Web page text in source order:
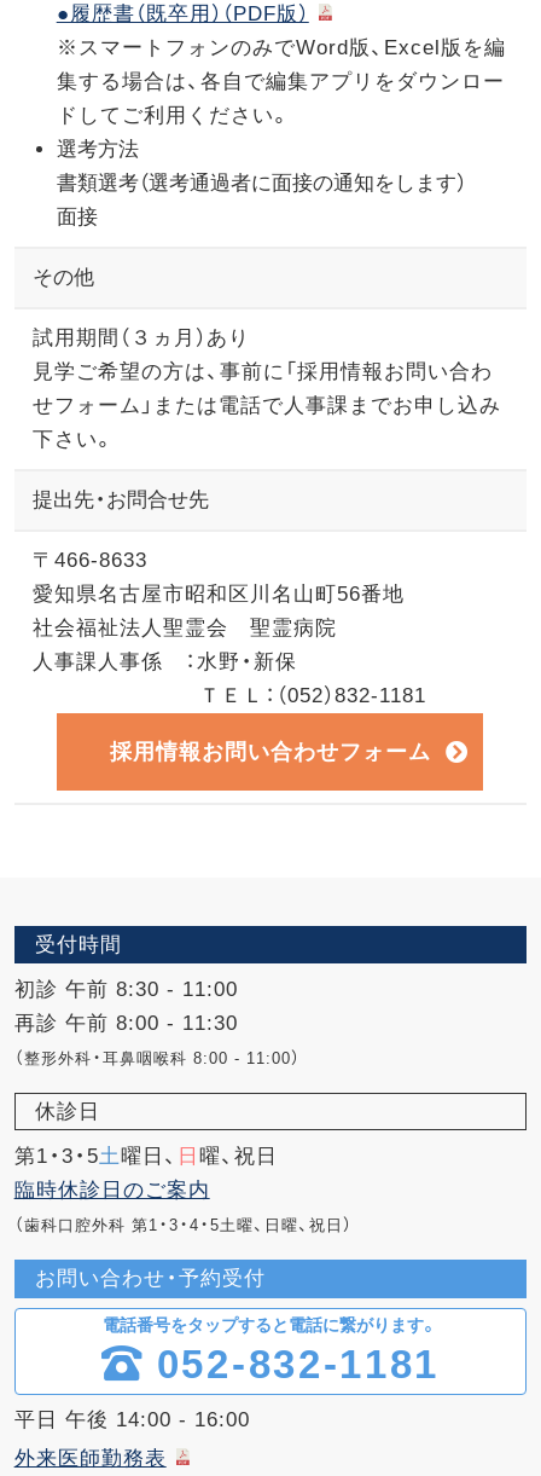
●履歴書（既卒用）（PDF版）
※スマートフォンのみでWord版、Excel版を編
集する場合は、各自で編集アプリをダウンロー
ドしてご利用ください。
選考方法
書類選考（選考通過者に面接の通知をします）
面接
その他
試用期間（３ヵ月）あり
見学ご希望の方は、事前に「採用情報お問い合わ
せフォーム」または電話で人事課までお申し込み
下さい。
提出先・お問合せ先
〒466-8633
愛知県名古屋市昭和区川名山町56番地
社会福祉法人聖霊会 聖霊病院
人事課人事係 ：水野・新保
ＴＥＬ：（052）832-1181
採用情報お問い合わせフォーム
受付時間
初診 午前 8:30 - 11:00
再診 午前 8:00 - 11:30
（整形外科・耳鼻咽喉科 8:00 - 11:00）
休診日
第1・3・5土曜日、 日 曜、祝日
臨時休診日のご案内
（歯科口腔外科 第1・3・4・5土曜、日曜、祝日）
お問い合わせ・予約受付
電話番号をタップすると電話に繋がります。
052-832-1181
平日 午後 14:00 - 16:00
外来医師勤務表